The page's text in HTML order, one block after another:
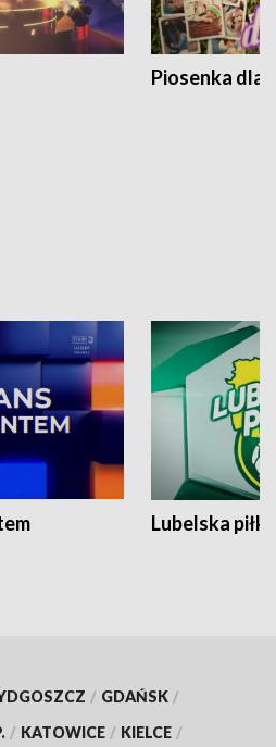
Piosenka dla
Lubelska piłka
/ GDAŃSK /
/ KATOWICE / KIELCE /